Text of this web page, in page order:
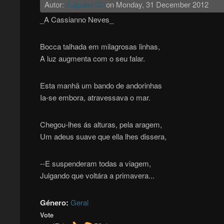
Autor: Augusto Gil on Monday, 31 December 2012
_A Cassianno Neves_
Bocca talhada em milagrosas linhas,
A luz augmenta com o seu falar.
Esta manhã um bando de andorinhas
Ia-se embora, atravessava o mar.
Chegou-lhes ás alturas, pela aragem,
Um adeus suave que ella lhes dissera,
--E suspenderam todas a viagem,
Julgando que voltára a primavera...
Género: Geral
Vote